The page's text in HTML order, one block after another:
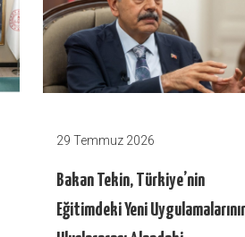
29 Temmuz 2026
Bakan Tekin, Türkiye’nin
Eğitimdeki Yeni